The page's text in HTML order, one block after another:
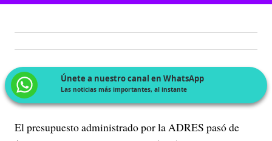
Únete a nuestro canal en WhatsApp
Las noticias más importantes, al instante
El presupuesto administrado por la ADRES pasó de